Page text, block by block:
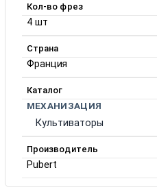
Кол-во фрез
4 шт
Страна
Франция
Каталог
МЕХАНИЗАЦИЯ
Культиваторы
Производитель
Pubert